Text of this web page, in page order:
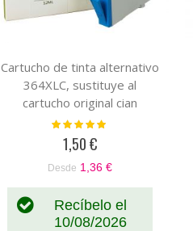
Cartucho de tinta alternativo
364XLC, sustituye al
cartucho original cian
CB318EE-CB323EE
Valoración:
1,50 €
Desde 1,36 €
Recíbelo el
10/08/2026